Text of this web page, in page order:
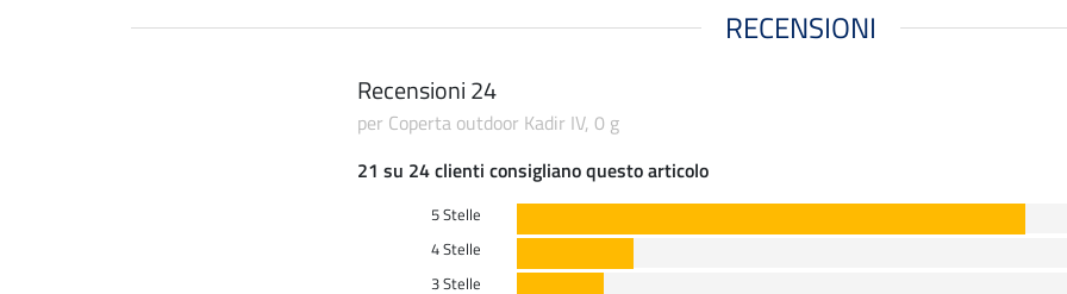
RECENSIONI
Recensioni 24
per Coperta outdoor Kadir IV, 0 g
21 su 24 clienti consigliano questo articolo
5 Stelle
4 Stelle
3 Stelle